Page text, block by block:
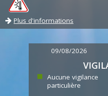
Plus d'informations
09/08/2026
Aucune vigilance
particulière